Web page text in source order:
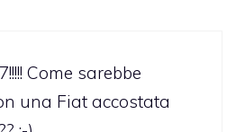
Come sarebbe
una Fiat accostata